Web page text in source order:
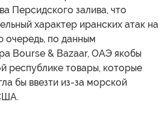
Персидского залива, что
характер иранских атак на
очередь, по данным
Bourse & Bazaar, ОАЭ якобы
республике товары, которые
бы ввезти из-за морской